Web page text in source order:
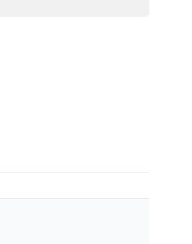
de overslaan links.